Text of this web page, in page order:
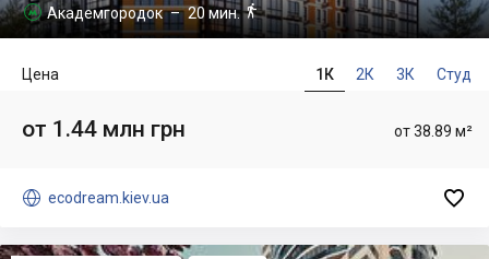
 Академгородок– 20 мин.
1К 2К 3К Студ
Цена
от 38.89 м²
от 1.44 млн грн
 ecodream.kiev.ua 